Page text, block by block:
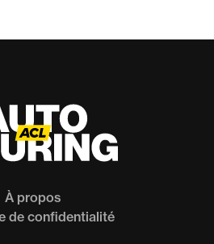
À propos
de confidentialité